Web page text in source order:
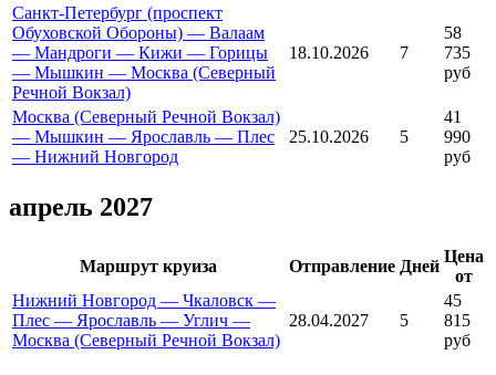
Санкт-Петербург (проспект
Обуховской Обороны) — Валаам
— Мандроги — Кижи — Горицы
— Мышкин — Москва (Северный
Речной Вокзал)
18.10.2026 7
58
735
руб
Москва (Северный Речной Вокзал)
— Мышкин — Ярославль — Плес
— Нижний Новгород
25.10.2026 5
41
990
руб
апрель 2027
Маршрут круиза Отправление Дней
Цена
от
Нижний Новгород — Чкаловск —
Плес — Ярославль — Углич —
Москва (Северный Речной Вокзал)
28.04.2027 5
45
815
руб